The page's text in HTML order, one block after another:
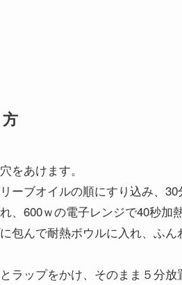
をあけます。
ブオイルの順にすり込み、30
600ｗの電子レンジで40秒加
包んで耐熱ボウルに入れ、ふ
ップをかけ、そのまま５分放